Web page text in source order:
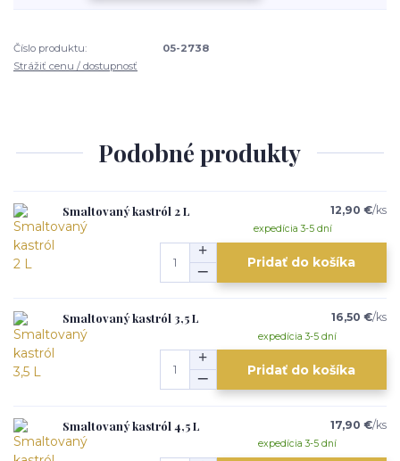
Číslo produktu:
05-2738
Strážiť cenu / dostupnosť
Podobné produkty
Smaltovaný kastról 2 L 12,90 €/ks
expedícia 3-5 dní
Pridať do košíka
Smaltovaný kastról 3,5 L 16,50 €/ks
expedícia 3-5 dní
Pridať do košíka
Smaltovaný kastról 4,5 L 17,90 €/ks
expedícia 3-5 dní